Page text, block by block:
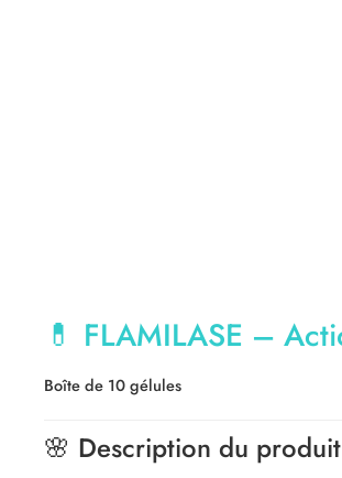
💊 FLAMILASE –
Boîte de 10 gélules
🌸 Description du produit